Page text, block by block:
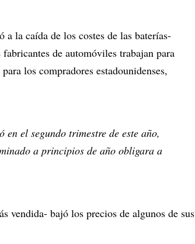
la caída de los costes de las baterías-
de automóviles trabajan para
los compradores estadounidenses,
el segundo trimestre de este año,
a principios de año obligara a
vendida- bajó los precios de algunos de sus